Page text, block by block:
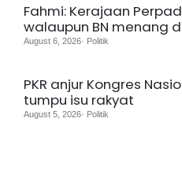
Fahmi: Kerajaan
walaupun BN menang
August 6, 2026· Politik
PKR anjur Kongres
tumpu isu rakyat
August 5, 2026· Politik